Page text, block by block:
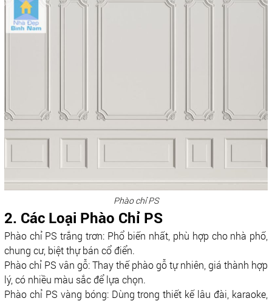
Phào chỉ PS
2. Các Loại Phào Chỉ PS
Phào chỉ PS trắng trơn: Phổ biến nhất, phù hợp cho nhà phố,
chung cư, biệt thự bán cổ điển.
Phào chỉ PS vân gỗ: Thay thế phào gỗ tự nhiên, giá thành hợp
lý, có nhiều màu sắc để lựa chọn.
Phào chỉ PS vàng bóng: Dùng trong thiết kế lâu đài, karaoke,